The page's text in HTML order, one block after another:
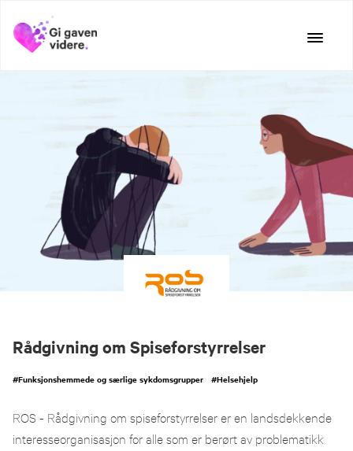
#Funksjonshemmede og særlige sykdomsgrupper #Helsehjelp
Rådgivning om Spiseforstyrrelser
ROS - Rådgivning om spiseforstyrrelser er en landsdekkende
interesseorganisasjon for alle som er berørt av problematikk